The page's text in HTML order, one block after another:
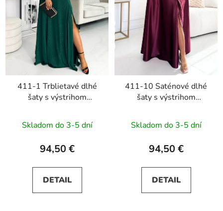
411-1 Trblietavé dlhé
šaty s výstrihom
Skladom do 3-5 dní
94,50 €
DETAIL
411-10 Saténové dlhé
šaty s výstrihom
Skladom do 3-5 dní
94,50 €
DETAIL